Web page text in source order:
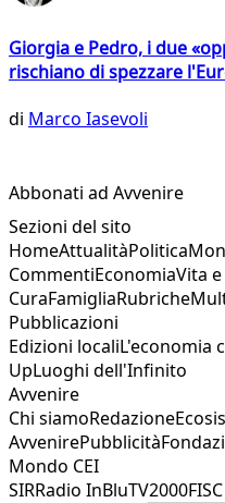
Giorgia e Pedro, i due
rischiano di spezzare
di Marco Iasevoli
Abbonati ad Avvenire
Sezioni del sito
HomeAttualitàPolitica
CommentiEconomiaVita e
CuraFamigliaRubriche
Pubblicazioni
Edizioni localiL'economia
UpLuoghi dell'Infinito
Avvenire
Chi siamoRedazione
AvvenirePubblicità
Mondo CEI
SIRRadio InBluTV2000FISC